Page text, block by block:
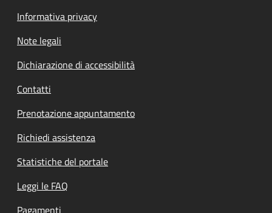
Informativa privacy
Note legali
Dichiarazione di accessibilità
Contatti
Prenotazione appuntamento
Richiedi assistenza
Statistiche del portale
Leggi le FAQ
Pagamenti